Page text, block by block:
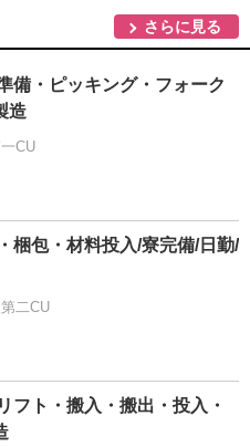
さらに見る
備・ピッキング・フォーク
造
CU
梱包・材料投入/寮完備/日勤/
二CU
フト・搬入・搬出・投入・